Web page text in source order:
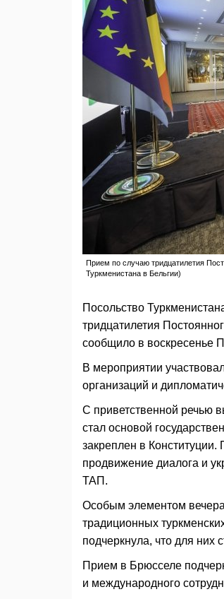
Прием по случаю тридцатилетия
Туркменистана в Бельгии)
Посольство
тридцатилетия
сообщило в воскресенье
В мероприятии
организаций и
С приветственной речью
стал основой
закреплен в
продвижение диалога и
ТАП.
Особым элементом вечера
традиционных
подчеркнула, что для них
Прием в Брюсселе
и международного